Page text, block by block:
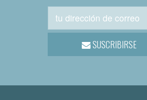
SUSCRIBIRSE